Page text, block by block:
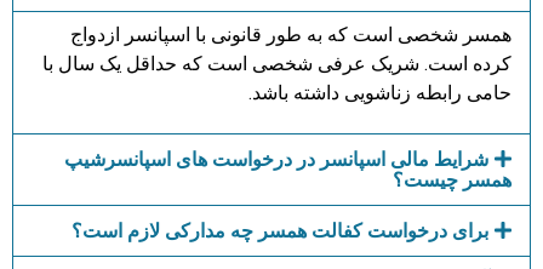
همسر شخصی است که به طور قانونی با اسپانسر ازدواج
کرده است. شریک عرفی شخصی است که حداقل یک سال با
حامی رابطه زناشویی داشته باشد.
شرایط مالی اسپانسر در درخواست های اسپانسرشیپ
همسر چیست؟
برای درخواست کفالت همسر چه مدارکی لازم است؟